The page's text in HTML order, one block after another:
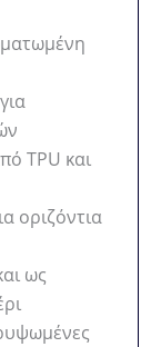
TPU και
οριζόντια
ως